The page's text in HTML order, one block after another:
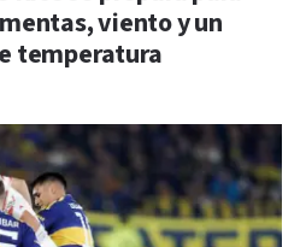
viento y un
temperatura